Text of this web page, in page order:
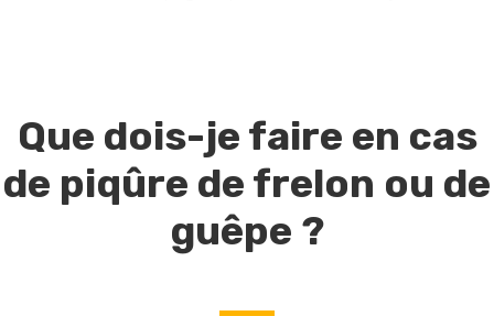
Que dois-je faire en cas
de piqûre de frelon ou de
guêpe ?